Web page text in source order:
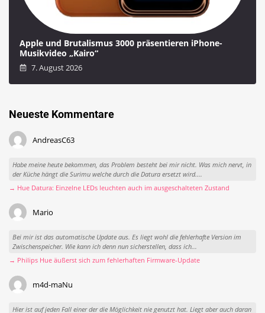
Apple und Brutalismus 3000 präsentieren iPhone-
Musikvideo „Kairo“
7. August 2026
Neueste Kommentare
AndreasC63
Habe meine heute bekommen, das Problem besteht bei mir nicht. Was mich nervt, in
der Küche hängt die Surimu welche durch die Datura ersetzt wird....
→ Hue Datura: Einzelne LEDs leuchten auch im ausgeschalteten Zustand
Mario
Bei mir ist das automatische Update aus. Es liegt wohl die fehlerhafte Version im
Zwischenspeicher. Wie kann ich denn nun sicherstellen, dass ich...
→ Philips Hue äußerst sich zum fehlerhaften Firmware-Update
m4d-maNu
Hier ist auf jeden Fall einer der die Möglichkeit nie genutzt hat. Liegt aber auch daran